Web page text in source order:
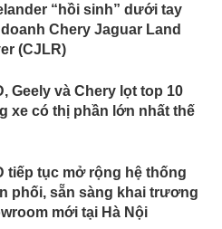
“hồi sinh” dưới tay
doanh Chery Jaguar Land
(CJLR)
Geely và Chery lọt top 10
xe có thị phần lớn nhất thế
tiếp tục mở rộng hệ thống
phối, sẵn sàng khai trương
mới tại Hà Nội